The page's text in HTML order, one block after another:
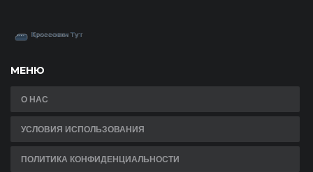
МЕНЮ
О НАС
УСЛОВИЯ ИСПОЛЬЗОВАНИЯ
ПОЛИТИКА КОНФИДЕНЦИАЛЬНОСТИ